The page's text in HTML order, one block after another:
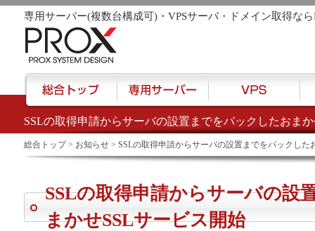
SSLの取得申請からサーバの設置までをパックしたおま
専用サーバー(複数台構成可)・VPSサーバ・ドメイン取得な
総合トップ> お知らせ> SSLの取得申請からサーバの設置までをパックした
SSLの取得申請からサーバの設
まかせSSLサービス開始
href="/">